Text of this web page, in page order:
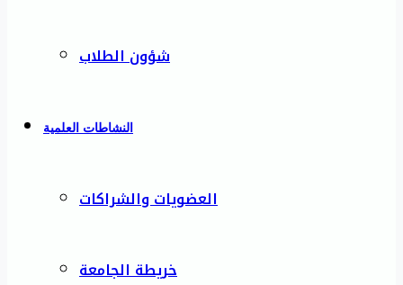
شؤون الطلاب
النشاطات العلمية
العضويات والشراكات
خريطة الجامعة